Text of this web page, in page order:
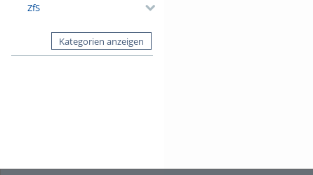
ZfS
Kategorien anzeigen